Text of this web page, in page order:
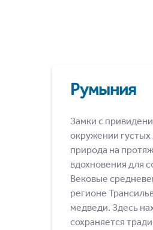
Румыния
Замки с
окружении
природа на
вдохновения для
Вековые
регионе
медведи. Здесь
сохраняется